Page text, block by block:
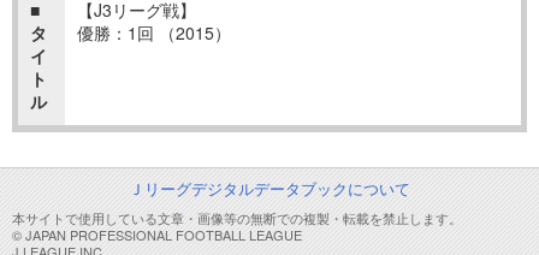
■
タ
イ
ト
ル
【J3リーグ戦】
優勝：1回 （2015）
Ｊリーグデジタルデータブックについて
本サイトで使用している文章・画像等の無断での複製・転載を禁止します。
© JAPAN PROFESSIONAL FOOTBALL LEAGUE
J.LEAGUE,INC.